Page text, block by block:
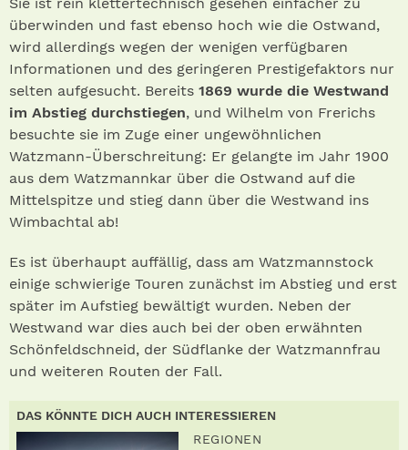
überwinden und fast ebenso hoch wie die Ostwand,
wird allerdings wegen der wenigen verfügbaren
Informationen und des geringeren Prestigefaktors nur
selten aufgesucht. Bereits 1869 wurde die Westwand
im Abstieg durchstiegen, und Wilhelm von Frerichs
besuchte sie im Zuge einer ungewöhnlichen
Watzmann-Überschreitung: Er gelangte im Jahr 1900
aus dem Watzmannkar über die Ostwand auf die
Mittelspitze und stieg dann über die Westwand ins
Wimbachtal ab!
Es ist überhaupt auffällig, dass am Watzmannstock
einige schwierige Touren zunächst im Abstieg und erst
später im Aufstieg bewältigt wurden. Neben der
Westwand war dies auch bei der oben erwähnten
Schönfeldschneid, der Südflanke der Watzmannfrau
und weiteren Routen der Fall.
DAS KÖNNTE DICH AUCH INTERESSIEREN
REGIONEN